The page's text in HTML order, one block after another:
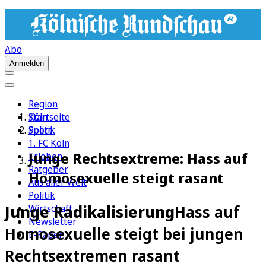
Abo
Anmelden
Region
Köln
Sport
1. FC Köln
Erleben
Ratgeber
Aus aller Welt
Politik
Wirtschaft
Newsletter
E-Paper
Startseite
Politik
Junge Rechtsextreme: Hass auf
Homosexuelle steigt rasant
Junge RadikalisierungHass auf
Homosexuelle steigt bei jungen
Rechtsextremen rasant